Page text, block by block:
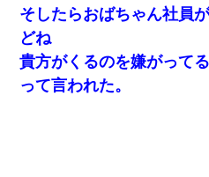
10年ほど前、息子がまだ年中だっ
年の暮れに突然息子が職場を訪ね
義兄嫁が義実家で「コロナ陽性だ
さい」と言い出してド修羅場になっ
そしたらおばちゃん社員
どね
貴方がくるのを嫌がって
って言われた。